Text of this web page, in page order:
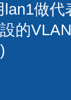
lan1做代
的